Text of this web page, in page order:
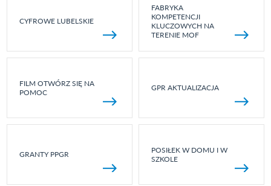
CYFROWE LUBELSKIE
FABRYKA
KOMPETENCJI
KLUCZOWYCH NA
TERENIE MOF
FILM OTWÓRZ SIĘ NA
POMOC
GPR AKTUALIZACJA
GRANTY PPGR
POSIŁEK W DOMU I W
SZKOLE